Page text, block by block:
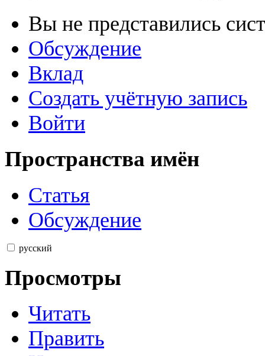
Вы не представились
Обсуждение
Вклад
Создать учётную запись
Войти
Пространства имён
Статья
Обсуждение
русский
Просмотры
Читать
Править